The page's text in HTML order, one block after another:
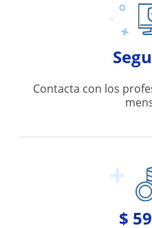
Contacta con los
$